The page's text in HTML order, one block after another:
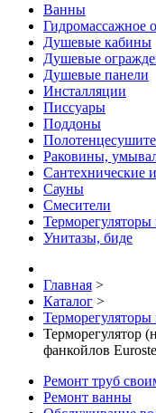
Ванны
Гидромассажное
Душевые кабины
Душевые
Душевые панели
Инсталляции
Писсуары
Поддоны
Раковины,
Сантехнические
Сауны
Смесители
Терморегуляторы
Унитазы, биде
Главная >
Каталог >
Терморегуляторы
Терморегулятор
фанкойлов
Ремонт труб
Ремонт ванны